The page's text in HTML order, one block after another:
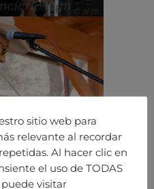
sitio web para
relevante al recordar
Al hacer clic en
el uso de TODAS
puede visitar